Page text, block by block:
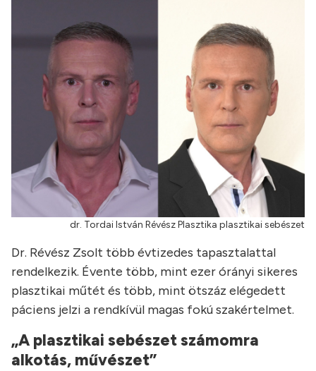
dr. Tordai István Révész Plasztika plasztikai sebészet
Dr. Révész Zsolt több évtizedes tapasztalattal
rendelkezik. Évente több, mint ezer órányi sikeres
plasztikai műtét és több, mint ötszáz elégedett
páciens jelzi a rendkívül magas fokú szakértelmet.
„A plasztikai sebészet számomra
alkotás, művészet”